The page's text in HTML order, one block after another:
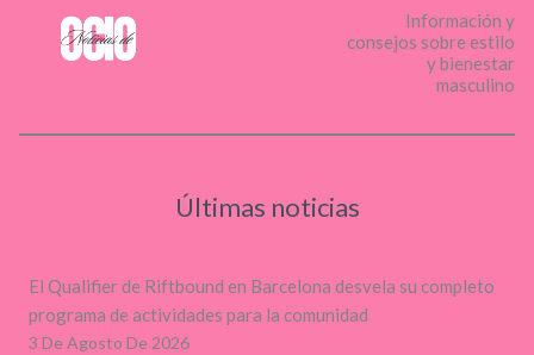
Información y
consejos sobre estilo
y bienestar
masculino
Últimas noticias
El Qualifier de Riftbound en Barcelona desvela su completo
programa de actividades para la comunidad
3 De Agosto De 2026